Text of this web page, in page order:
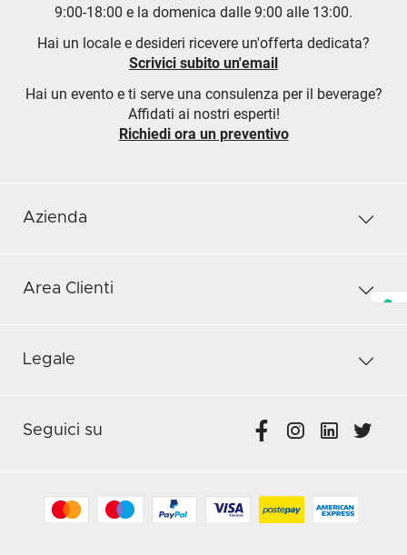
9:00-18:00 e la domenica dalle 9:00 alle 13:00.
Hai un locale e desideri ricevere un'offerta dedicata?
Scrivici subito un'email
Hai un evento e ti serve una consulenza per il beverage?
Affidati ai nostri esperti!
Richiedi ora un preventivo
Azienda
Area Clienti
Legale
Seguici su